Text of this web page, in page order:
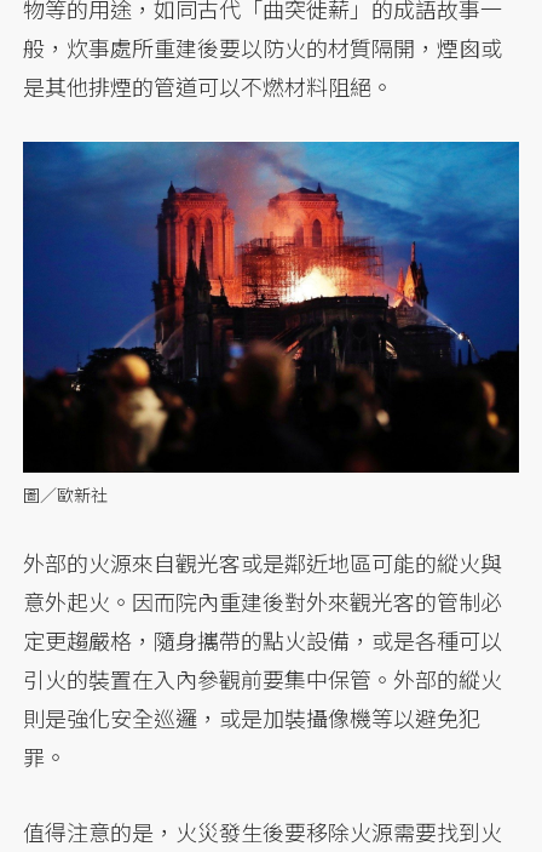
物等的用途，如同古代「曲突徙薪」的成語故事一
般，炊事處所重建後要以防火的材質隔開，煙囪或
是其他排煙的管道可以不燃材料阻絕。
圖／歐新社
外部的火源來自觀光客或是鄰近地區可能的縱火與
意外起火。因而院內重建後對外來觀光客的管制必
定更趨嚴格，隨身攜帶的點火設備，或是各種可以
引火的裝置在入內參觀前要集中保管。外部的縱火
則是強化安全巡邏，或是加裝攝像機等以避免犯
罪。
值得注意的是，火災發生後要移除火源需要找到火